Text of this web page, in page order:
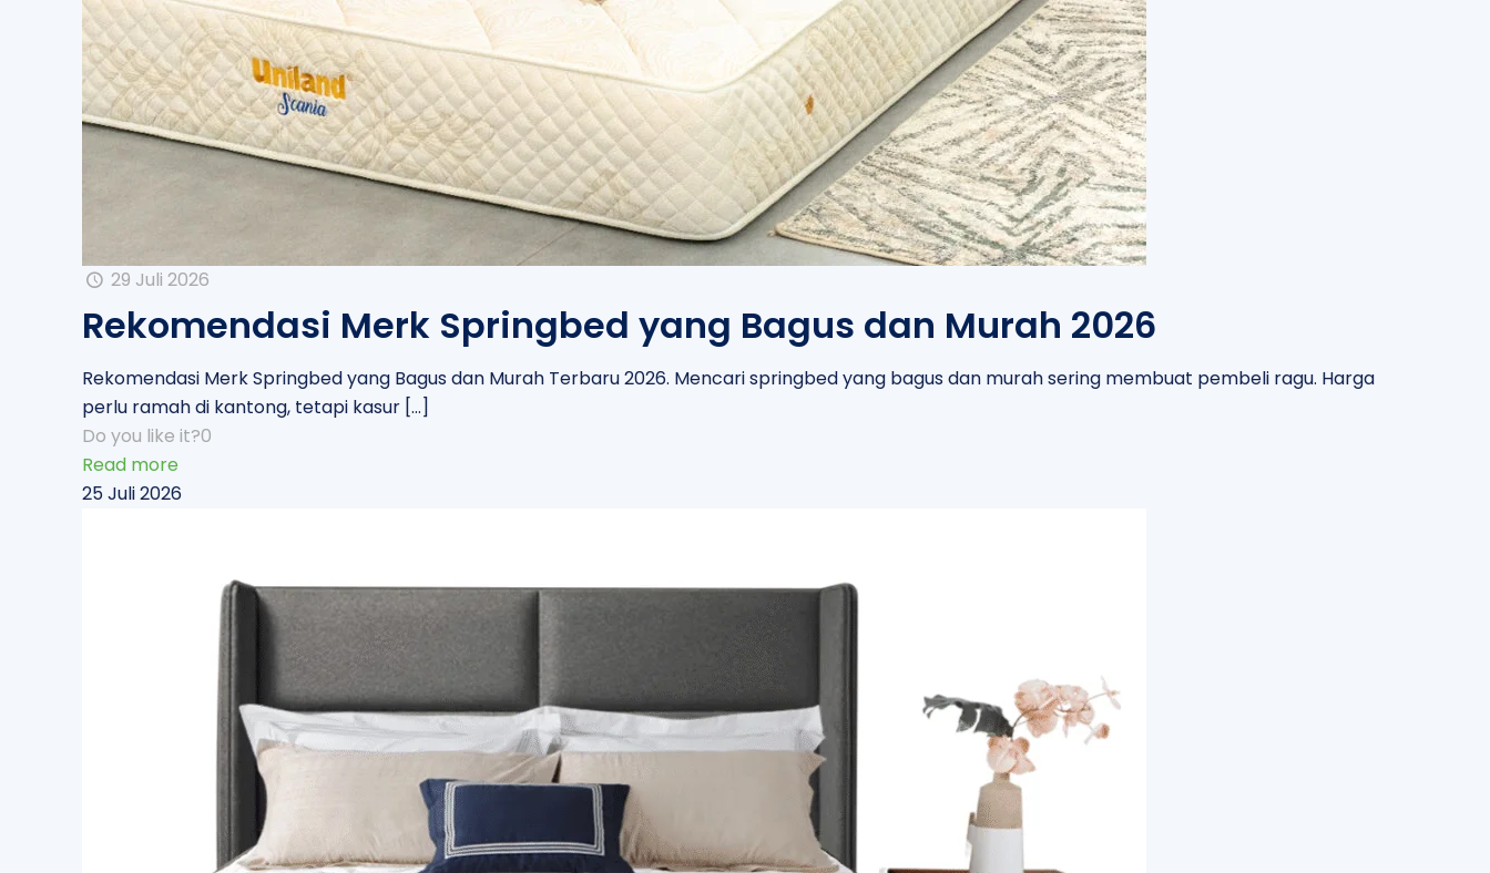
29 Juli 2026
Rekomendasi Merk Springbed yang Bagus dan Murah 2026
Rekomendasi Merk Springbed yang Bagus dan Murah Terbaru 2026. Mencari springbed yang bagus dan murah sering membuat pembeli ragu. Harga
perlu ramah di kantong, tetapi kasur […]
Do you like it?0
Read more
25 Juli 2026